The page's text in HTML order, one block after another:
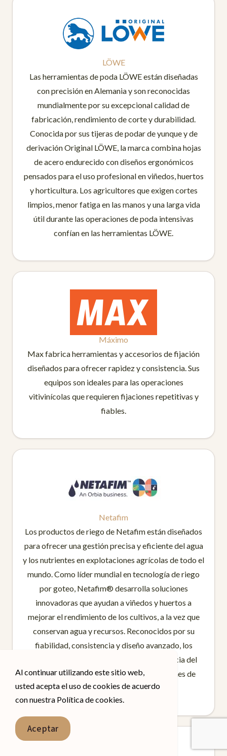
LÖWE
Las herramientas de poda LÖWE están diseñadas
con precisión en Alemania y son reconocidas
mundialmente por su excepcional calidad de
fabricación, rendimiento de corte y durabilidad.
Conocida por sus tijeras de podar de yunque y de
derivación Original LÖWE, la marca combina hojas
de acero endurecido con diseños ergonómicos
pensados para el uso profesional en viñedos, huertos
y horticultura. Los agricultores que exigen cortes
limpios, menor fatiga en las manos y una larga vida
útil durante las operaciones de poda intensivas
confían en las herramientas LÖWE.
Máximo
Max fabrica herramientas y accesorios de fijación
diseñados para ofrecer rapidez y consistencia. Sus
equipos son ideales para las operaciones
vitivinícolas que requieren fijaciones repetitivas y
fiables.
Netafim
Los productos de riego de Netafim están diseñados
para ofrecer una gestión precisa y eficiente del agua
y los nutrientes en explotaciones agrícolas de todo el
mundo. Como líder mundial en tecnología de riego
por goteo, Netafim® desarrolla soluciones
innovadoras que ayudan a viñedos y huertos a
mejorar el rendimiento de los cultivos, a la vez que
conservan agua y recursos. Reconocidos por su
fiabilidad, consistencia y diseño avanzado, los
productos Netafim® garantizan la eficiencia del
riego a largo plazo incluso en las condiciones de
campo más exigentes.
Spanish
English
Al continuar utilizando este sitio web,
usted acepta el uso de cookies de acuerdo
con nuestra Política de cookies.
Aceptar